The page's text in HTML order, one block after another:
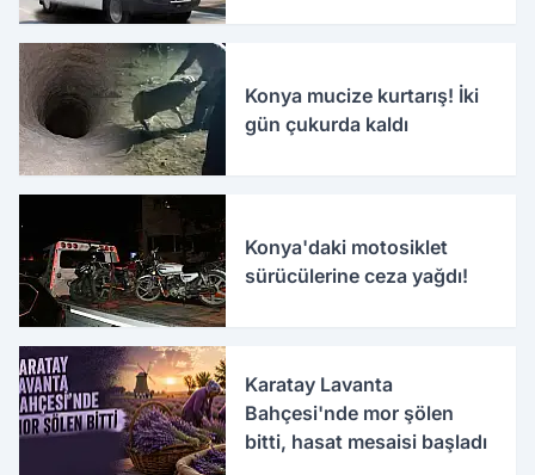
Konya mucize kurtarış! İki
gün çukurda kaldı
Konya'daki motosiklet
sürücülerine ceza yağdı!
Karatay Lavanta
Bahçesi'nde mor şölen
bitti, hasat mesaisi başladı